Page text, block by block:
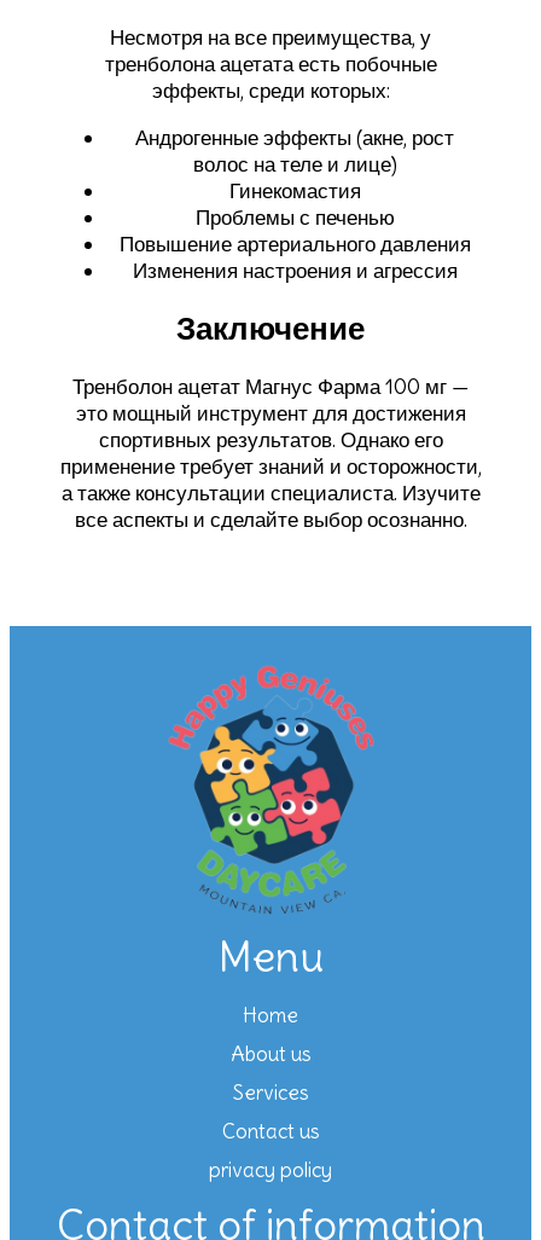
Несмотря на все преимущества, у
тренболона ацетата есть побочные
эффекты, среди которых:
Андрогенные эффекты (акне, рост
волос на теле и лице)
Гинекомастия
Проблемы с печенью
Повышение артериального давления
Изменения настроения и агрессия
Заключение
Тренболон ацетат Магнус Фарма 100 мг —
это мощный инструмент для достижения
спортивных результатов. Однако его
применение требует знаний и осторожности,
а также консультации специалиста. Изучите
все аспекты и сделайте выбор осознанно.
Menu
Home
About us
Services
Contact us
privacy policy
Contact of information